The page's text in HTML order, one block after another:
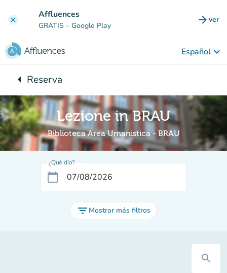
clear Affluences
GRATIS – Google Play arrow_forward ver
Español keyboard_arrow_down
arrow_leftVuelta:
Reserva
Lezione in BRAU
Biblioteca Area Umanistica - BRAU
¿Qué día?
calendar_today
filter_list Mostrar más filtros
search